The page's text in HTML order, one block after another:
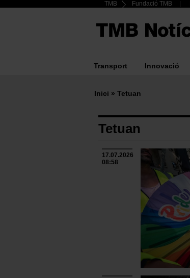
Header
Top
menu
TMB Fundació TMB
Main
navigation
Transport Innovació
d'ariadna
Inici Tetuan
Tetuan
17.07.2026
08:58